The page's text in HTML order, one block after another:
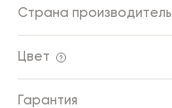
Страна производитель
Цвет
Гарантия